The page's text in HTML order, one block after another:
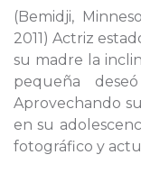
(Bemidji,
2011) Actriz
su madre la
pequeña
Aprovechando
en su
fotográfico y